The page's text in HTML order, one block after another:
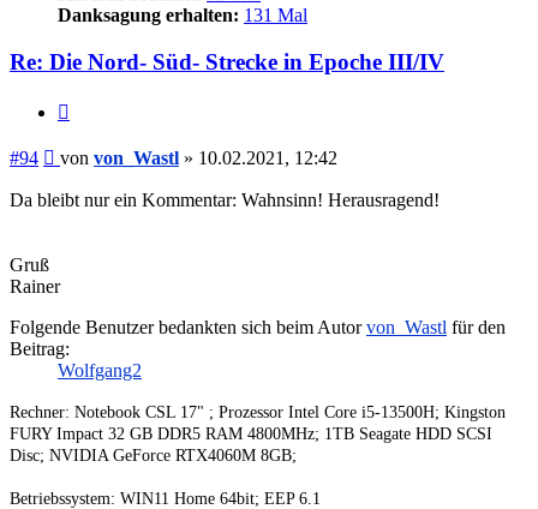
Danksagung erhalten: 131 Mal
Re: Die Nord- Süd- Strecke in Epoche III/IV
#94 Beitrag
von von_Wastl » 10.02.2021, 12:42
Da bleibt nur ein Kommentar: Wahnsinn! Herausragend!
Gruß
Rainer
Folgende Benutzer bedankten sich beim Autorvon_Wastl für den
Beitrag:
Wolfgang2
Rechner: Notebook CSL 17" ; Prozessor Intel Core i5-13500H; Kingston
FURY Impact 32 GB DDR5 RAM 4800MHz; 1TB Seagate HDD SCSI
Disc; NVIDIA GeForce RTX4060M 8GB;
Betriebssystem: WIN11 Home 64bit; EEP 6.1